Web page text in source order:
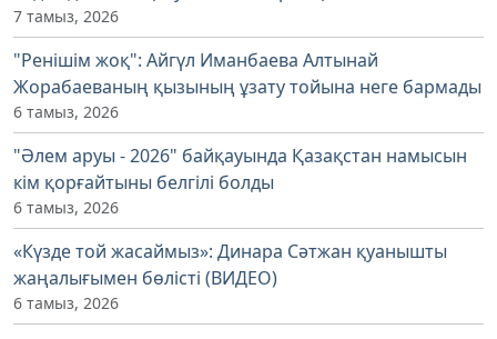
7 тамыз, 2026
"Ренішім жоқ": Айгүл Иманбаева Алтынай
Жорабаеваның қызының ұзату тойына неге бармады
6 тамыз, 2026
"Әлем аруы - 2026" байқауында Қазақстан намысын
кім қорғайтыны белгілі болды
6 тамыз, 2026
«Күзде той жасаймыз»: Динара Сәтжан қуанышты
жаңалығымен бөлісті (ВИДЕО)
6 тамыз, 2026